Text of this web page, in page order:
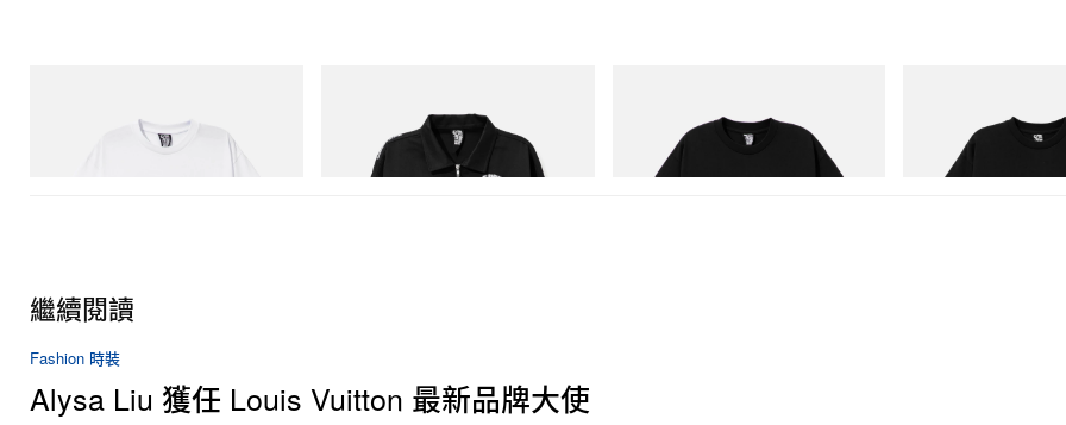
Billionaire Boys Club X Initial D Cotton
立即購入
BILLIONAIRE BOYS CLUB X INITIAL D
COTTON T-SHIRT #1
立即購入
Billionaire Boys Club X
立即購入
繼續閱讀
Fashion 時裝
Alysa Liu 獲任 Louis Vuitton 最新品牌大使